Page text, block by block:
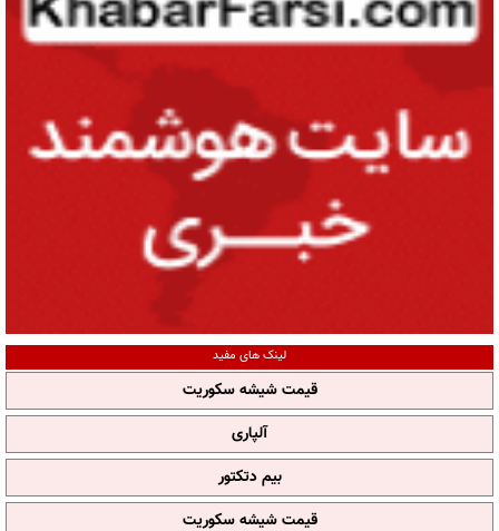
لینک های مفید
قیمت شیشه سکوریت
آلپاری
بیم دتکتور
قیمت شیشه سکوریت